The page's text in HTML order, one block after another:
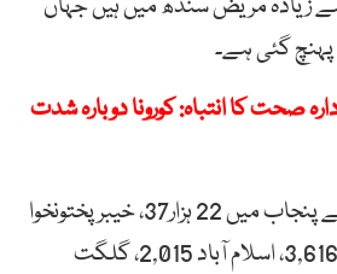
صحت کا انتباہ: کورونا دوبارہ شدت
کورونا وائرس کی وجہ سے پنجاب میں 22 ہزار37، خیبرپختونخوا
8 ہزار 842، بلوچستان 3,616، اسلام آباد 2,015، گلگت